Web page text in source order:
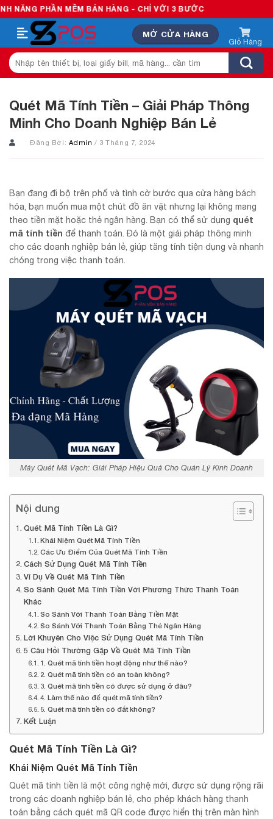
Skip
to
content
MỀM BÁN HÀNG - CHỈ VỚI 3 BƯỚC
MỞ CỬA HÀNG
Tìm
kiếm:
Quét Mã Tính Tiền – Giải Pháp Thông
Minh Cho Doanh Nghiệp Bán Lẻ
Đăng Bởi: Admin/ 3 Tháng 7, 2024
Bạn đang đi bộ trên phố và tình cờ bước qua cửa hàng bách
hóa, bạn muốn mua một chút đồ ăn vặt nhưng lại không mang
theo tiền mặt hoặc thẻ ngân hàng. Bạn có thể sử dụng quét
mã tính tiền để thanh toán. Đó là một giải pháp thông minh
cho các doanh nghiệp bán lẻ, giúp tăng tính tiện dụng và nhanh
chóng trong việc thanh toán.
Máy Quét Mã Vạch: Giải Pháp Hiệu Quả Cho Quản Lý Kinh Doanh
Nội dung
Quét Mã Tính Tiền Là Gì?
Khái Niệm Quét Mã Tính Tiền
Các Ưu Điểm Của Quét Mã Tính Tiền
Cách Sử Dụng Quét Mã Tính Tiền
Ví Dụ Về Quét Mã Tính Tiền
So Sánh Quét Mã Tính Tiền Với Phương Thức Thanh Toán
Khác
So Sánh Với Thanh Toán Bằng Tiền Mặt
So Sánh Với Thanh Toán Bằng Thẻ Ngân Hàng
Lời Khuyên Cho Việc Sử Dụng Quét Mã Tính Tiền
5 Câu Hỏi Thường Gặp Về Quét Mã Tính Tiền
1. Quét mã tính tiền hoạt động như thế nào?
2. Quét mã tính tiền có an toàn không?
3. Quét mã tính tiền có được sử dụng ở đâu?
4. Làm thế nào để quét mã tính tiền?
5. Quét mã tính tiền có đắt không?
Kết Luận
Quét Mã Tính Tiền Là Gì?
Khái Niệm Quét Mã Tính Tiền
Quét mã tính tiền là một công nghệ mới, được sử dụng rộng rãi
trong các doanh nghiệp bán lẻ, cho phép khách hàng thanh
toán bằng cách quét mã QR code được hiển thị trên màn hình